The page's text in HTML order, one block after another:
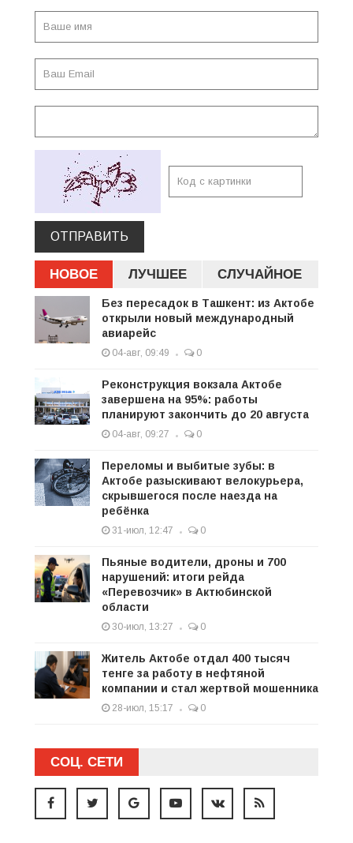
ОТПРАВИТЬ
НОВОЕ ЛУЧШЕЕ СЛУЧАЙНОЕ
Без пересадок в Ташкент: из Актобе
открыли новый международный
авиарейс
04-авг, 09:49 0
Реконструкция вокзала Актобе
завершена на 95%: работы
планируют закончить до 20 августа
04-авг, 09:27 0
Переломы и выбитые зубы: в
Актобе разыскивают велокурьера,
скрывшегося после наезда на
ребёнка
31-июл, 12:47 0
Пьяные водители, дроны и 700
нарушений: итоги рейда
«Перевозчик» в Актюбинской
области
30-июл, 13:27 0
Житель Актобе отдал 400 тысяч
тенге за работу в нефтяной
компании и стал жертвой мошенника
28-июл, 15:17 0
СОЦ. СЕТИ